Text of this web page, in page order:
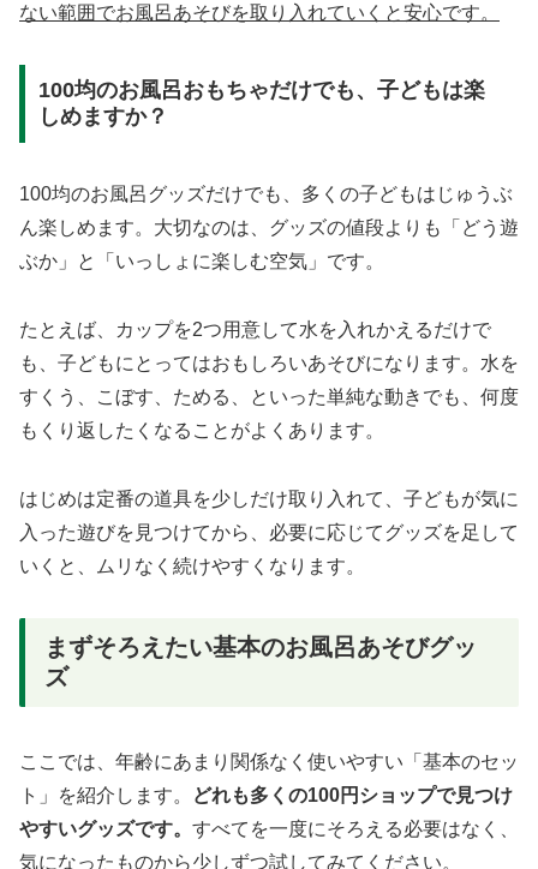
ない範囲でお風呂あそびを取り入れていくと安心です。
100均のお風呂おもちゃだけでも、子どもは楽
しめますか？
100均のお風呂グッズだけでも、多くの子どもはじゅうぶ
ん楽しめます。大切なのは、グッズの値段よりも「どう遊
ぶか」と「いっしょに楽しむ空気」です。
たとえば、カップを2つ用意して水を入れかえるだけで
も、子どもにとってはおもしろいあそびになります。水を
すくう、こぼす、ためる、といった単純な動きでも、何度
もくり返したくなることがよくあります。
はじめは定番の道具を少しだけ取り入れて、子どもが気に
入った遊びを見つけてから、必要に応じてグッズを足して
いくと、ムリなく続けやすくなります。
まずそろえたい基本のお風呂あそびグッ
ズ
ここでは、年齢にあまり関係なく使いやすい「基本のセッ
ト」を紹介します。
どれも多くの100円ショップで見つけ
やすいグッズです。 すべてを一度にそろえる必要はなく、
気になったものから少しずつ試してみてください。